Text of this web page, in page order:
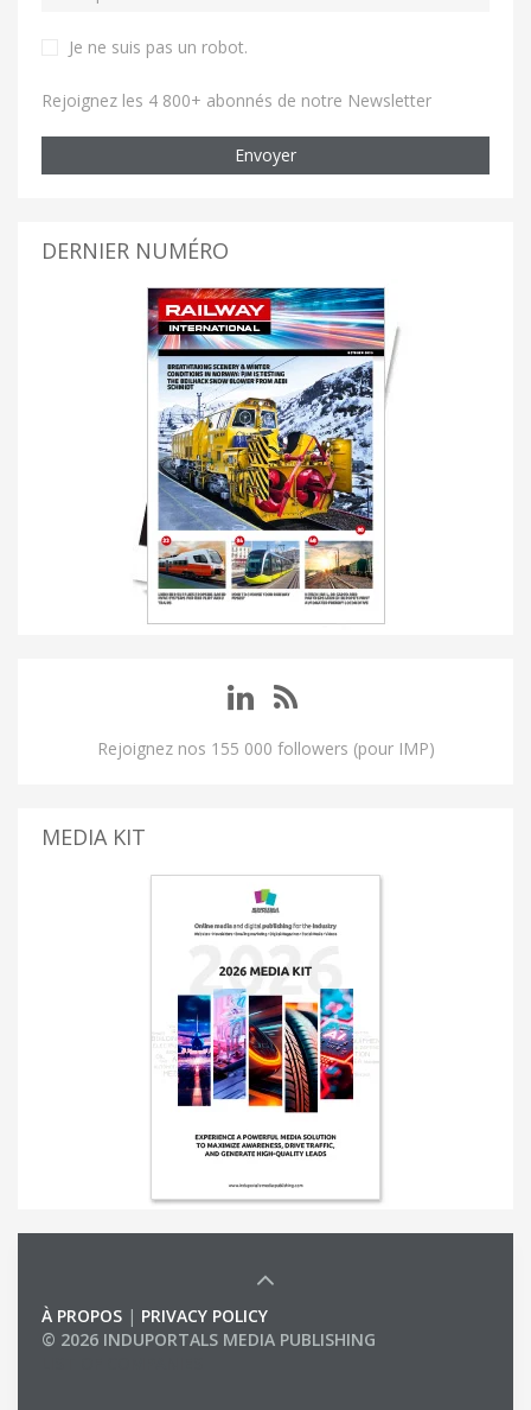
Je ne suis pas un robot.
Rejoignez les 4 800+ abonnés de notre Newsletter
Envoyer
DERNIER NUMÉRO
Rejoignez nos 155 000 followers (pour IMP)
MEDIA KIT
À PROPOS | PRIVACY POLICY
© 2026 INDUPORTALS MEDIA PUBLISHING